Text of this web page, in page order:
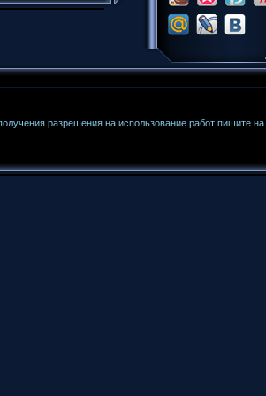
разрешения на использование работ пишите на